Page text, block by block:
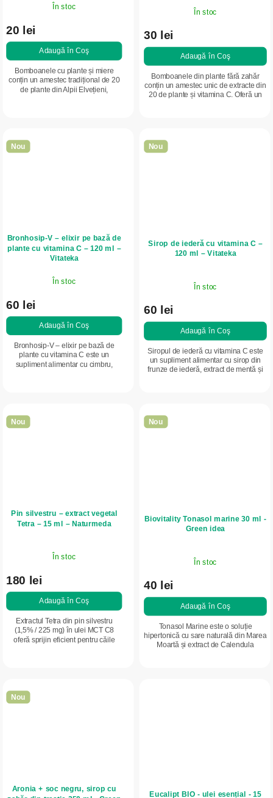
În stoc
20 lei
Adaugă în Coş
Bomboanele cu plante și miere
conțin un amestec tradițional de 20
de plante din Alpii Elvețieni,
În stoc
30 lei
Adaugă în Coş
Bomboanele din plante fără zahăr
conțin un amestec unic de extracte din
20 de plante și vitamina C. Oferă un
Nou
Bronhosip-V – elixir pe bază de
plante cu vitamina C – 120 ml –
Vitateka
În stoc
60 lei
Adaugă în Coş
Bronhosip-V – elixir pe bază de
plante cu vitamina C este un
supliment alimentar cu cimbru,
Nou
Sirop de iederă cu vitamina C –
120 ml – Vitateka
În stoc
60 lei
Adaugă în Coş
Siropul de iederă cu vitamina C este
un supliment alimentar cu sirop din
frunze de iederă, extract de mentă și
Nou
Pin silvestru – extract vegetal
Tetra – 15 ml – Naturmeda
În stoc
180 lei
Adaugă în Coş
Extractul Tetra din pin silvestru
(1,5% / 225 mg) în ulei MCT C8
oferă sprijin eficient pentru căile
Nou
Biovitality Tonasol marine 30 ml -
Green idea
În stoc
40 lei
Adaugă în Coş
Tonasol Marine este o soluție
hipertonică cu sare naturală din Marea
Moartă și extract de Calendula
Nou
Aronia + soc negru, sirop cu
Eucalipt BIO - ulei esențial - 15